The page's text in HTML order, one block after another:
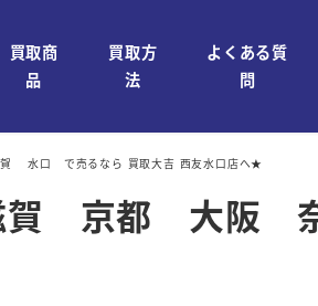
買取商
品
買取方
法
よくある質
問
水口 で売るなら 買取大吉 西友水口店へ★
滋賀 京都 大